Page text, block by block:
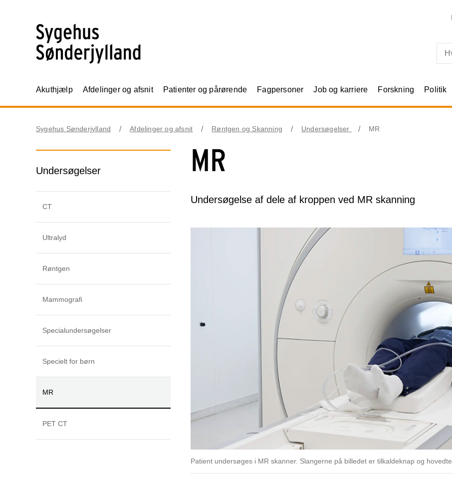
Akuthjælp Afdelinger og afsnit Patienter og pårørende Fagpersoner Job og karriere Forskning Politik
Sygehus Sønderjylland Afdelinger og afsnit Røntgen og Skanning Undersøgelser MR
Undersøgelser
CT
Ultralyd
Røntgen
Mammografi
Specialundersøgelser
Specielt for børn
MR
PET CT
MR
Undersøgelse af dele af kroppen ved MR skanning
Patient undersøges i MR skanner. Slangerne på billedet er tilkaldeknap og